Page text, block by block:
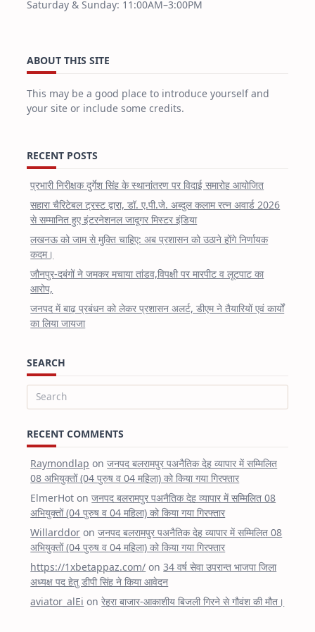
Saturday & Sunday: 11:00AM–3:00PM
ABOUT THIS SITE
This may be a good place to introduce yourself and
your site or include some credits.
RECENT POSTS
प्रभारी निरीक्षक दुर्गेश सिंह के स्थानांतरण पर विदाई समारोह आयोजित
सहारा चैरिटेबल ट्रस्ट द्वारा, डॉ. ए.पी.जे. अब्दुल कलाम रत्न अवार्ड 2026
से सम्मानित हुए इंटरनेशनल जादूगर मिस्टर इंडिया
लखनऊ को जाम से मुक्ति चाहिए: अब प्रशासन को उठाने होंगे निर्णायक
कदम।
जौनपुर-दबंगों ने जमकर मचाया तांडव,विपक्षी पर मारपीट व लूटपाट का
आरोप,
जनपद में बाढ़ प्रबंधन को लेकर प्रशासन अलर्ट, डीएम ने तैयारियों एवं कार्यों
का लिया जायजा
SEARCH
Search
RECENT COMMENTS
Raymondlap onजनपद बलरामपुर पअनैतिक देह व्यापार में सम्मिलित
08 अभियुक्तों (04 पुरुष व 04 महिला) को किया गया गिरफ्तार
ElmerHot onजनपद बलरामपुर पअनैतिक देह व्यापार में सम्मिलित 08
अभियुक्तों (04 पुरुष व 04 महिला) को किया गया गिरफ्तार
Willarddor onजनपद बलरामपुर पअनैतिक देह व्यापार में सम्मिलित 08
अभियुक्तों (04 पुरुष व 04 महिला) को किया गया गिरफ्तार
https://1xbetappaz.com/ on34 वर्ष सेवा उपरान्त भाजपा जिला
अध्यक्ष पद हेतु डीपी सिंह ने किया आवेदन
aviator_alEi onरेहरा बाजार-आकाशीय बिजली गिरने से गौवंश की मौत।